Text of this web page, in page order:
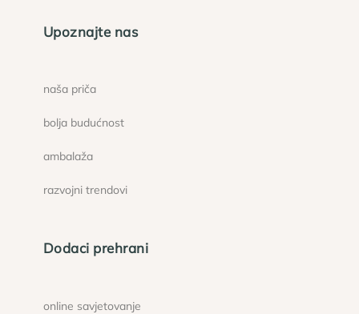
Upoznajte nas
naša priča
bolja budućnost
ambalaža
razvojni trendovi
Dodaci prehrani
online savjetovanje